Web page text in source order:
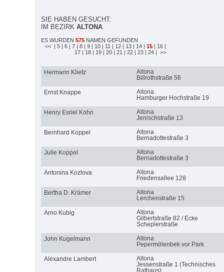
SIE HABEN GESUCHT:
IM BEZIRK ALTONA
ES WURDEN 575 NAMEN GEFUNDEN
<< | 5 | 6 | 7 | 8 | 9 | 10 | 11 | 12 | 13 | 14 | 15 | 16 |
17 | 18 | 19 | 20 | 21 | 22 | 23 | 24 | >>
Hermann Klietz
Altona
Billrothstraße 56
Ernst Knappe
Altona
Hamburger Hochstraße 19
Henry Esriel Kohn
Altona
Jenischstraße 13
Bernhard Koppel
Altona
Bernadottestraße 3
Julie Koppel
Altona
Bernadottestraße 3
Antonina Kozlova
Altona
Friedensallee 128
Bertha D. Krämer
Altona
Lerchenstraße 15
Arno Kubig
Altona
Gilbertstraße 82 / Ecke
Scheplerstraße
John Kugelmann
Altona
Pepermölenbek vor Park
Alexandre Lambert
Altona
Jessenstraße 1 (Technisches
Rathaus)